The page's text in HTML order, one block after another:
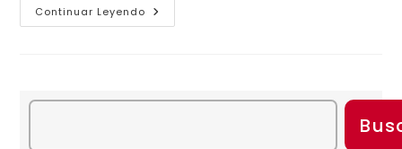
Continuar Leyendo